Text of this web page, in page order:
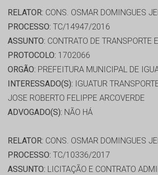
RELATOR: CONS. OSMAR DOMINGUES
PROCESSO: TC/14947/2016
ASSUNTO: CONTRATO DE TRANSPORTE
PROTOCOLO: 1702066
ORGÃO: PREFEITURA MUNICIPAL DE
INTERESSADO(S): IGUATUR
JOSE ROBERTO FELIPPE ARCOVERDE
ADVOGADO(S): NÃO HÁ
RELATOR: CONS. OSMAR DOMINGUES
PROCESSO: TC/10336/2017
ASSUNTO: LICITAÇÃO E CONTRATO